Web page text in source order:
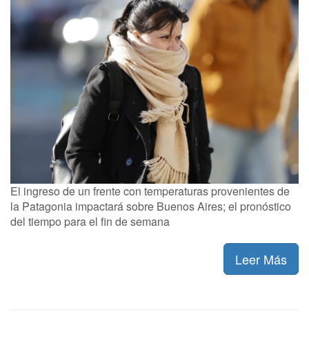
El ingreso de un frente con temperaturas provenientes de
la Patagonia impactará sobre Buenos Aires; el pronóstico
del tiempo para el fin de semana
Leer Más